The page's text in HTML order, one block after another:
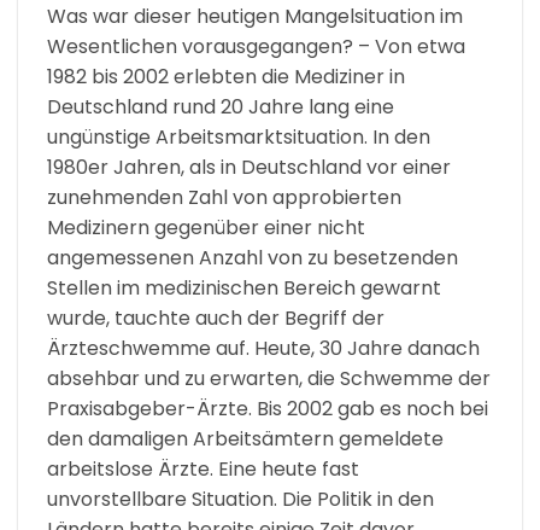
Was war dieser heutigen Mangelsituation im
Wesentlichen vorausgegangen? – Von etwa
1982 bis 2002 erlebten die Mediziner in
Deutschland rund 20 Jahre lang eine
ungünstige Arbeitsmarktsituation. In den
1980er Jahren, als in Deutschland vor einer
zunehmenden Zahl von approbierten
Medizinern gegenüber einer nicht
angemessenen Anzahl von zu besetzenden
Stellen im medizinischen Bereich gewarnt
wurde, tauchte auch der Begriff der
Ärzteschwemme auf. Heute, 30 Jahre danach
absehbar und zu erwarten, die Schwemme der
Praxisabgeber-Ärzte. Bis 2002 gab es noch bei
den damaligen Arbeitsämtern gemeldete
arbeitslose Ärzte. Eine heute fast
unvorstellbare Situation. Die Politik in den